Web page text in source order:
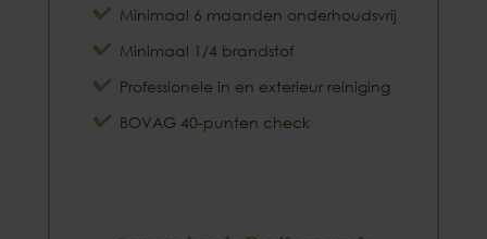
Minimaal 6 maanden onderhoudsvrij
Minimaal 1/4 brandstof
Professionele in en exterieur reiniging
BOVAG 40-punten check